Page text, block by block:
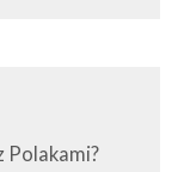
Polakami?